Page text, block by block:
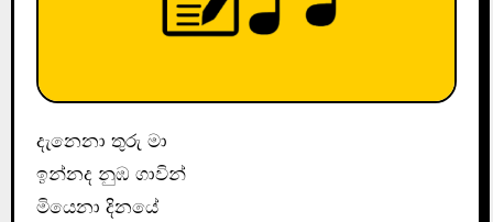
දැනෙනා තුරු මා
ඉන්නද නුඹ ගාවින්
මියෙනා දිනයේ